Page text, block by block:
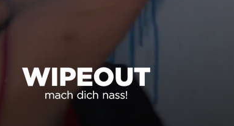
Männer-Möpse und Arschgeweih